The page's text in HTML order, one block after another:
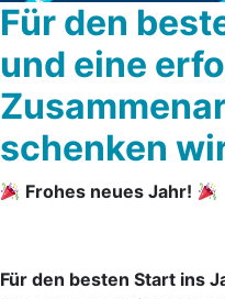
Für den
und eine
schenken
Frohes neues Jahr!
Für den besten Start ins